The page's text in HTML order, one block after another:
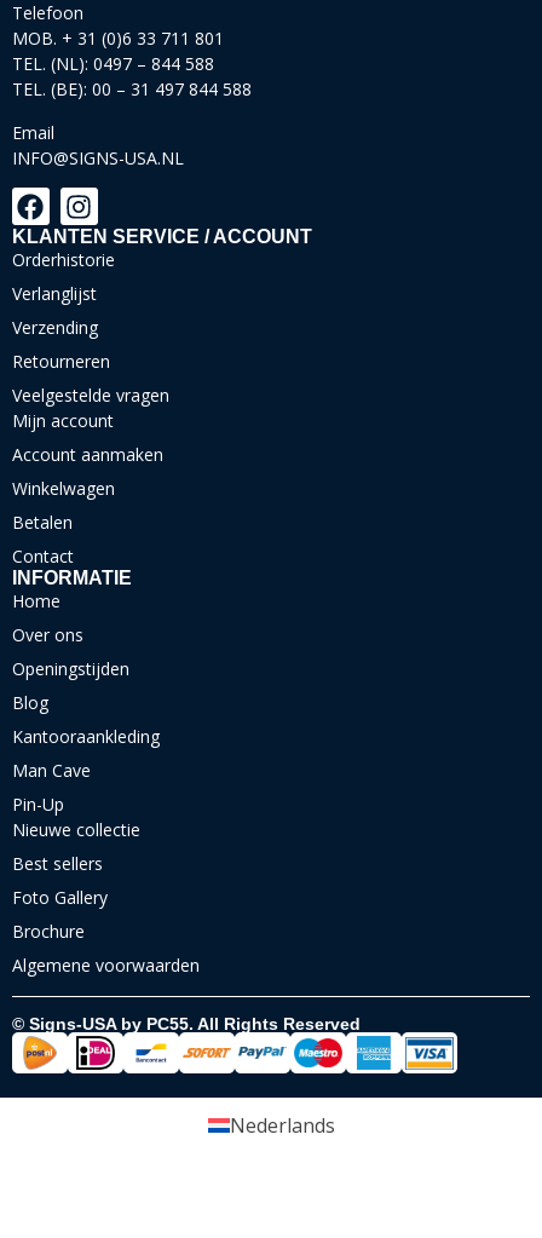
Telefoon
MOB. + 31 (0)6 33 711 801
TEL. (NL): 0497 – 844 588
TEL. (BE): 00 – 31 497 844 588
Email
INFO@SIGNS-USA.NL
KLANTEN SERVICE / ACCOUNT
Orderhistorie
Verlanglijst
Verzending
Retourneren
Veelgestelde vragen
Mijn account
Account aanmaken
Winkelwagen
Betalen
Contact
INFORMATIE
Home
Over ons
Openingstijden
Blog
Kantooraankleding
Man Cave
Pin-Up
Nieuwe collectie
Best sellers
Foto Gallery
Brochure
Algemene voorwaarden
© Signs-USA by PC55. All Rights Reserved
Nederlands